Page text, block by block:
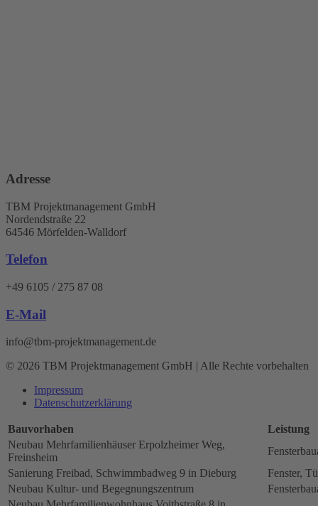
Adresse
TBM Projektmanagement GmbH
Nordendstraße 22
64546 Mörfelden-Walldorf
Telefon
+49 6105 / 275 87 08
E-Mail
info@tbm-projektmanagement.de
© 2026 TBM Projektmanagement GmbH | Alle Rechte vorbehalten
Impressum
Datenschutz­erklärung
Bauvorhaben
Leistung
Neubau Mehrfamilienhäuser Erpolzheimer Weg,
Freinsheim
Sanierung Freibad, Schwimmbadweg 9 in Dieburg
Fenster,
Neubau Kultur- und Begegnungszentrum